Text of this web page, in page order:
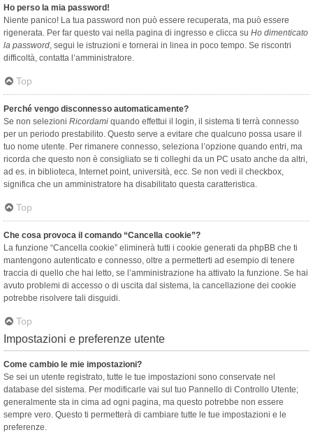
Ho perso la mia password!
Niente panico! La tua password non può essere recuperata, ma può essere
rigenerata. Per far questo vai nella pagina di ingresso e clicca su Ho dimenticato
la password, segui le istruzioni e tornerai in linea in poco tempo. Se riscontri
difficoltà, contatta l’amministratore.
Top
Perché vengo disconnesso automaticamente?
Se non selezioni Ricordami quando effettui il login, il sistema ti terrà connesso
per un periodo prestabilito. Questo serve a evitare che qualcuno possa usare il
tuo nome utente. Per rimanere connesso, seleziona l’opzione quando entri, ma
ricorda che questo non è consigliato se ti colleghi da un PC usato anche da altri,
ad es. in biblioteca, Internet point, università, ecc. Se non vedi il checkbox,
significa che un amministratore ha disabilitato questa caratteristica.
Top
Che cosa provoca il comando “Cancella cookie”?
La funzione “Cancella cookie” eliminerà tutti i cookie generati da phpBB che ti
mantengono autenticato e connesso, oltre a permetterti ad esempio di tenere
traccia di quello che hai letto, se l’amministrazione ha attivato la funzione. Se hai
avuto problemi di accesso o di uscita dal sistema, la cancellazione dei cookie
potrebbe risolvere tali disguidi.
Top
Impostazioni e preferenze utente
Come cambio le mie impostazioni?
Se sei un utente registrato, tutte le tue impostazioni sono conservate nel
database del sistema. Per modificarle vai sul tuo Pannello di Controllo Utente;
generalmente sta in cima ad ogni pagina, ma questo potrebbe non essere
sempre vero. Questo ti permetterà di cambiare tutte le tue impostazioni e le
preferenze.